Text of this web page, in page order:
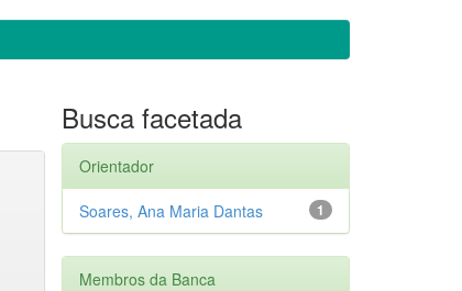
Busca facetada
Orientador
1
Soares, Ana Maria Dantas
Membros da Banca